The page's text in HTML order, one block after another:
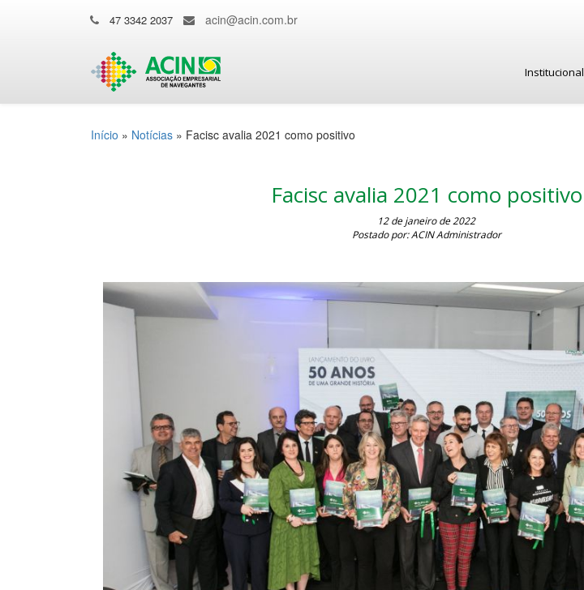
47 3342 2037 acin@acin.com.br
Institucional
Início » Notícias » Facisc avalia 2021 como positivo
Facisc avalia 2021 como positivo
12 de janeiro de 2022
Postado por: ACIN Administrador